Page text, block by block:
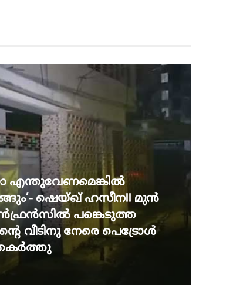
എന്തുവേണമെങ്കിൽ
ഷെയ്ഖ് ഹസീന!! മുൻ
പങ്കെടുത്ത
വീടിനു നേരെ പെട്രോൾ